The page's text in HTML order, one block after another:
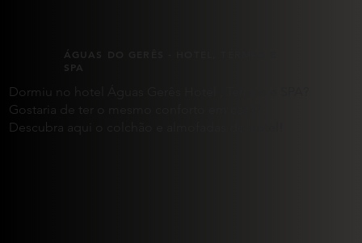
ÁGUAS DO GERÊS - HOTEL, TERMAS E
SPA
Dormiu no hotel Águas Gerês Hotel , Termas e SPA?
Gostaria de ter o mesmo conforto em casa?
Descubra aqui o colchão e almofadas do hotel!